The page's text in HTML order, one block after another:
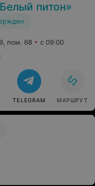
питон»
пом. 68
с 09:00
TELEGRAM МАРШРУТ